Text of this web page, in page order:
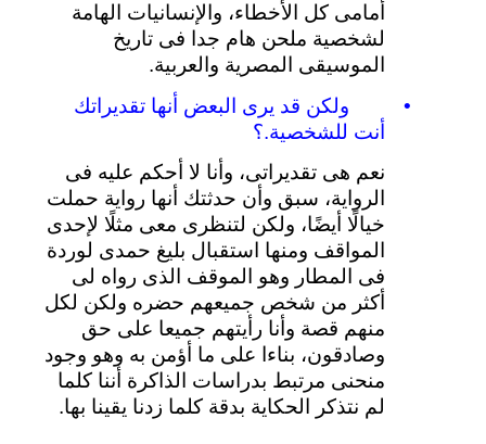
أمامى كل الأخطاء، والإنسانيات
الهامة
لشخصية ملحن هام جدا فى تاريخ
الموسيقى
المصرية والعربية.
•
ولكن قد يرى البعض أنها تقديراتك
أنت للشخصية.؟
نعم هى تقديراتى، وأنا لا أحكم عليه فى
الرواية، سبق وأن حدثتك أنها رواية حملت
خيالًا أيضًا، ولكن لتنظرى معى مثلًا لإحدى
المواقف ومنها استقبال بليغ حمدى لوردة
فى
المطار وهو الموقف الذى رواه لى
أكثر من شخص جميعهم حضره ولكن لكل
منهم قصة وأنا رأيتهم جميعا على حق
وصادقون، بناءا على ما أؤمن به وهو وجود
منحنى مرتبط بدراسات الذاكرة أننا كلما
لم نتذكر الحكاية بدقة كلما زدنا يقينا بها.